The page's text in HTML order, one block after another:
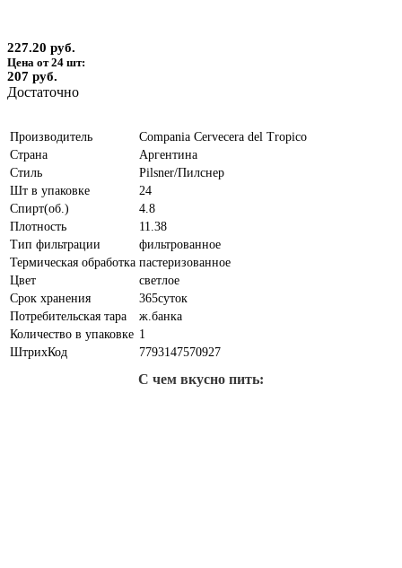
227.20 руб.
Цена от 24 шт:
207 руб.
Достаточно
Производитель
Compania Cervecera del Tropico
Страна
Аргентина
Стиль
Pilsner/Пилснер
Шт в упаковке
24
Спирт(об.)
4.8
Плотность
11.38
Тип фильтрации
фильтрованное
Термическая обработка пастеризованное
Цвет
светлое
Срок хранения
365суток
Потребительская тара
ж.банка
Количество в упаковке 1
ШтрихКод
7793147570927
С чем вкусно пить: